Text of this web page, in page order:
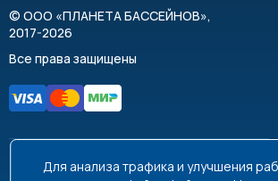
© ООО «ПЛАНЕТА БАССЕЙНОВ»,
2017-2026
Все права защищены
8 495 663-99-48 8 800 350-99-08
Для анализа трафика и улучшения